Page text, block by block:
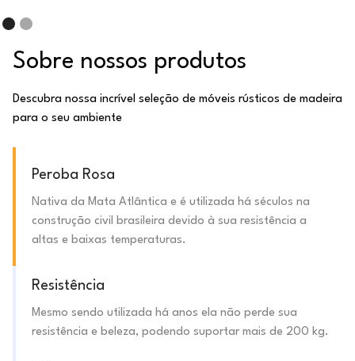
Sobre nossos produtos
Descubra nossa incrível seleção de móveis rústicos de madeira
para o seu ambiente
Peroba Rosa
Nativa da Mata Atlântica e é utilizada há séculos na
construção civil brasileira devido à sua resistência a
altas e baixas temperaturas.
Resistência
Mesmo sendo utilizada há anos ela não perde sua
resistência e beleza, podendo suportar mais de 200 kg.